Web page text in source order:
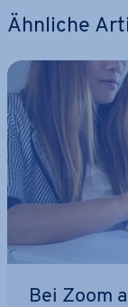
Ähnliche
Bei Zoom